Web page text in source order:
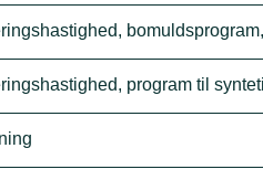
program til